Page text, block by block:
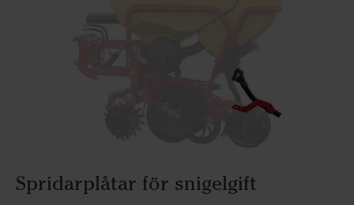
Spridarplåtar för snigelgift